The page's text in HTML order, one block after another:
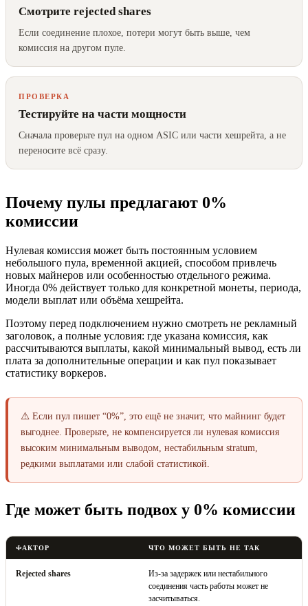
Смотрите rejected shares
Если соединение плохое, потери могут быть выше, чем
комиссия на другом пуле.
ПРОВЕРКА
Тестируйте на части мощности
Сначала проверьте пул на одном ASIC или части хешрейта, а не
переносите всё сразу.
Почему пулы предлагают 0%
комиссии
Нулевая комиссия может быть постоянным условием
небольшого пула, временной акцией, способом привлечь
новых майнеров или особенностью отдельного режима.
Иногда 0% действует только для конкретной монеты, периода,
модели выплат или объёма хешрейта.
Поэтому перед подключением нужно смотреть не рекламный
заголовок, а полные условия: где указана комиссия, как
рассчитываются выплаты, какой минимальный вывод, есть ли
плата за дополнительные операции и как пул показывает
статистику воркеров.
⚠️ Если пул пишет “0%”, это ещё не значит, что майнинг будет
выгоднее. Проверьте, не компенсируется ли нулевая комиссия
высоким минимальным выводом, нестабильным stratum,
редкими выплатами или слабой статистикой.
Где может быть подвох у 0% комиссии
ФАКТОР ЧТО МОЖЕТ БЫТЬ НЕ ТАК
Rejected shares
Из-за задержек или нестабильного
соединения часть работы может не
засчитываться.